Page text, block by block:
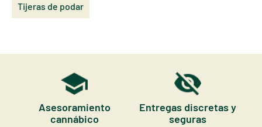
Tijeras de podar
Asesoramiento
cannábico
Entregas discretas y
seguras